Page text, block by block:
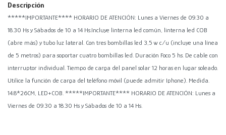
Descripción
*****IMPORTANTE**** HORARIO DE ATENCIÓN: Lunes a Viernes de 09.30 a
18.30 Hs y Sábados de 10 a 14 Hs.Incluye linterna led común, linterna led COB
(abre más) y tubo luz lateral. Con tres bombillas led 3,5 w c/u (incluye una línea
de 5 metros) para soportar cuatro bombillas led. Duración Foco 5 hs. De cable con
interruptor individual. Tiempo de carga del panel solar 12 horas en lugar soleado.
Utilice la función de carga del teléfono móvil (puede admitir Iphone). Medida.
14.8*26CM, LED+COB. *****IMPORTANTE**** HORARIO DE ATENCIÓN: Lunes a
Viernes de 09.30 a 18.30 Hs y Sábados de 10 a 14 Hs.